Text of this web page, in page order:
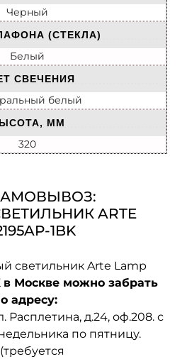
Черный
(СТЕКЛА)
Белый
СВЕЧЕНИЯ
белый
ММ
320
ARTE
1BK
светильник Arte Lamp
в Москве можно забрать
адресу:
Расплетина, д.24, оф.208. с
по пятницу.